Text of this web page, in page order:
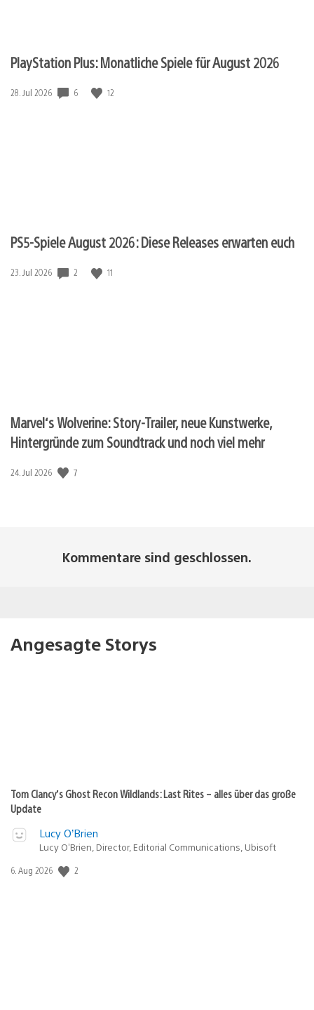
PlayStation Plus: Monatliche Spiele für August 2026
Veröffentlichungsdatum:
28. Jul 2026 6 12
PS5-Spiele August 2026: Diese Releases erwarten euch
Veröffentlichungsdatum:
23. Jul 2026 2 11
Marvel‘s Wolverine: Story-Trailer, neue Kunstwerke,
Hintergründe zum Soundtrack und noch viel mehr
Veröffentlichungsdatum:
24. Jul 2026 7
Kommentare sind geschlossen.
Angesagte Storys
Tom Clancy’s Ghost Recon Wildlands: Last Rites – alles über das große
Update
Lucy O’Brien
Lucy O’Brien, Director, Editorial Communications, Ubisoft
Veröffentlichungsdatum:
6. Aug 2026 2